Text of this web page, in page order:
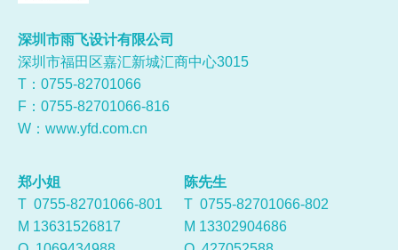
深圳市雨飞设计有限公司
深圳市福田区嘉汇新城汇商中心3015
T：0755-82701066
F：0755-82701066-816
W： www.yfd.com.cn
郑小姐
T 0755-82701066-801
M 13631526817
陈先生
T 0755-82701066-802
M 13302904686